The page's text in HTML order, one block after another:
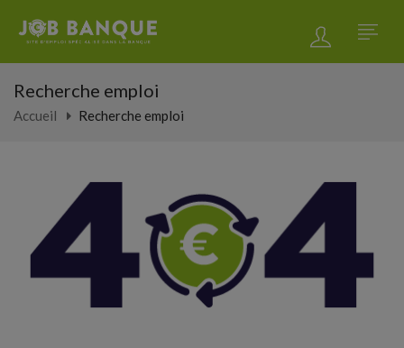
Recherche emploi
Accueil Recherche emploi